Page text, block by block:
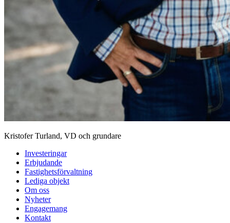
Kristofer Turland, VD och grundare
Investeringar
Erbjudande
Fastighetsförvaltning
Lediga objekt
Om oss
Nyheter
Engagemang
Kontakt